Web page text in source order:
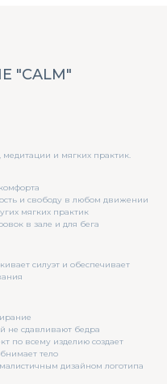
"CALM"
и мягких практик.
и свободу в любом движении
мягких практик
в зале и для бега
силуэт и обеспечивает
не сдавливают бедра
по всему изделию создает
тело
дизайном логотипа